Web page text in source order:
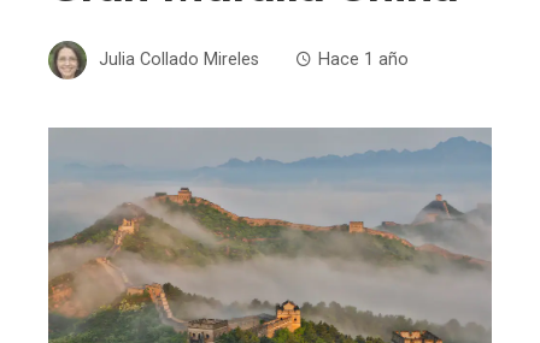
Julia Collado Mireles Hace 1 año